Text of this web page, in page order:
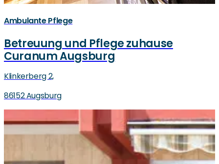
Ambulante Pflege
Betreuung und Pflege zuhause
Curanum Augsburg
Klinkerberg 2,
86152 Augsburg